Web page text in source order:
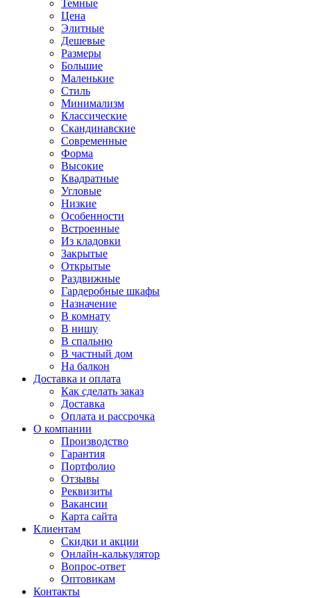
Темные
Цена
Элитные
Дешевые
Размеры
Большие
Маленькие
Стиль
Минимализм
Классические
Скандинавские
Современные
Форма
Высокие
Квадратные
Угловые
Низкие
Особенности
Встроенные
Из кладовки
Закрытые
Открытые
Раздвижные
Гардеробные шкафы
Назначение
В комнату
В нишу
В спальню
В частный дом
На балкон
Доставка и оплата
Как сделать заказ
Доставка
Оплата и рассрочка
О компании
Производство
Гарантия
Портфолио
Отзывы
Реквизиты
Вакансии
Карта сайта
Клиентам
Скидки и акции
Онлайн-калькулятор
Вопрос-ответ
Оптовикам
Контакты